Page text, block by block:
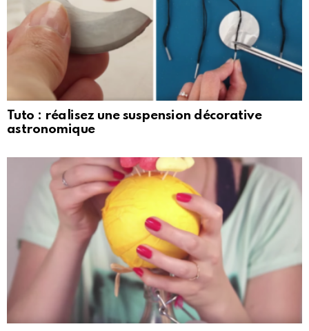
Tuto : réalisez une suspension décorative
astronomique